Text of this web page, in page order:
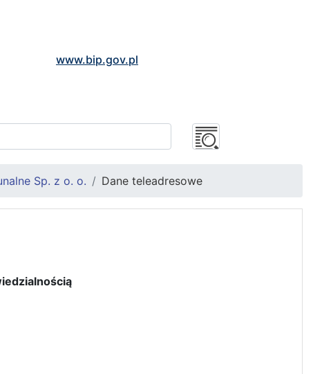
www.bip.gov.pl
Sp. z o. o. Dane teleadresowe